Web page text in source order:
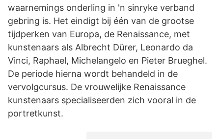
waarnemings onderling in 'n sinryke verband
gebring is. Het eindigt bij één van de grootse
tijdperken van Europa, de Renaissance, met
kunstenaars als Albrecht Dürer, Leonardo da
Vinci, Raphael, Michelangelo en Pieter Brueghel.
De periode hierna wordt behandeld in de
vervolgcursus. De vrouwelijke Renaissance
kunstenaars specialiseerden zich vooral in de
portretkunst.